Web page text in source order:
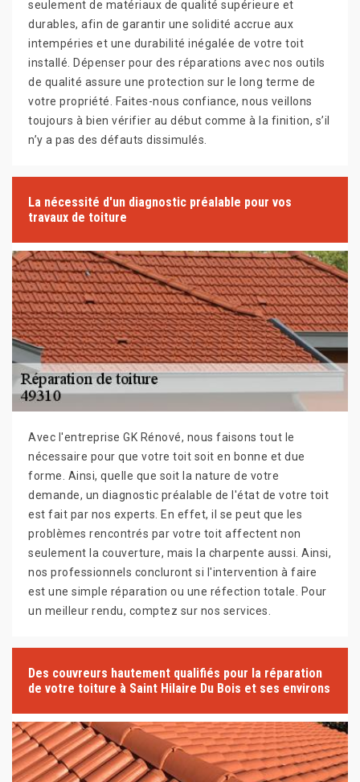
seulement de matériaux de qualité supérieure et
durables, afin de garantir une solidité accrue aux
intempéries et une durabilité inégalée de votre toit
installé. Dépenser pour des réparations avec nos outils
de qualité assure une protection sur le long terme de
votre propriété. Faites-nous confiance, nous veillons
toujours à bien vérifier au début comme à la finition, s’il
n’y a pas des défauts dissimulés.
La nécessité d'un diagnostic préalable pour vos
travaux de toiture
Avec l'entreprise GK Rénové, nous faisons tout le
nécessaire pour que votre toit soit en bonne et due
forme. Ainsi, quelle que soit la nature de votre
demande, un diagnostic préalable de l'état de votre toit
est fait par nos experts. En effet, il se peut que les
problèmes rencontrés par votre toit affectent non
seulement la couverture, mais la charpente aussi. Ainsi,
nos professionnels concluront si l'intervention à faire
est une simple réparation ou une réfection totale. Pour
un meilleur rendu, comptez sur nos services.
Des couvreurs hautement qualifiés pour la réparation
de votre toiture à Saint Hilaire Du Bois et ses environs